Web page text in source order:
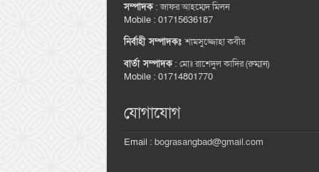
সম্পাদক:জাফর আহম্মেদ মিলন
Mobile : 01715636187
নির্বাহী সম্পাদকঃশামসুজ্জোহা কবীর
বার্তা সম্পাদক: মোঃ রাশেদুল কাদির (রুম্মান)
Mobile : 01714801770
যোগাযোগ
Email : bograsangbad@gmail.com